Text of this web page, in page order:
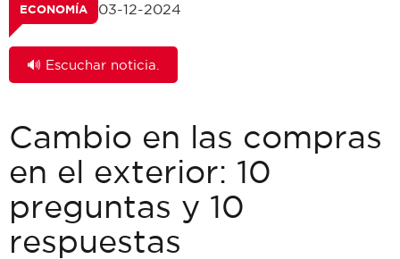
ECONOMÍA 03-12-2024
🔊 Escuchar noticia.
Cambio en las compras
en el exterior: 10
preguntas y 10
respuestas